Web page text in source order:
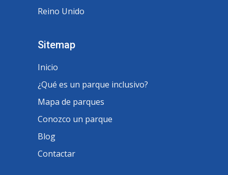
Reino Unido
Sitemap
Inicio
¿Qué es un parque inclusivo?
Mapa de parques
Conozco un parque
Blog
Contactar